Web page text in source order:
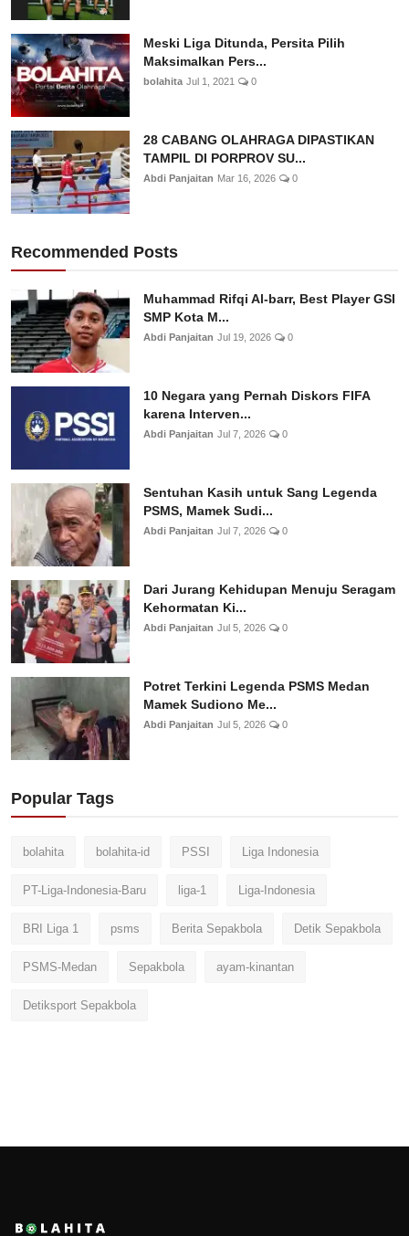
Meski Liga Ditunda, Persita Pilih
Maksimalkan Pers...
bolahita Jul 1, 2021 0
28 CABANG OLAHRAGA DIPASTIKAN
TAMPIL DI PORPROV SU...
Abdi Panjaitan Mar 16, 2026 0
Recommended Posts
Muhammad Rifqi Al-barr, Best Player GSI
SMP Kota M...
Abdi Panjaitan Jul 19, 2026 0
10 Negara yang Pernah Diskors FIFA
karena Interven...
Abdi Panjaitan Jul 7, 2026 0
Sentuhan Kasih untuk Sang Legenda
PSMS, Mamek Sudi...
Abdi Panjaitan Jul 7, 2026 0
Dari Jurang Kehidupan Menuju Seragam
Kehormatan Ki...
Abdi Panjaitan Jul 5, 2026 0
Potret Terkini Legenda PSMS Medan
Mamek Sudiono Me...
Abdi Panjaitan Jul 5, 2026 0
Popular Tags
bolahita bolahita-id PSSI Liga Indonesia
PT-Liga-Indonesia-Baru liga-1 Liga-Indonesia
BRI Liga 1 psms Berita Sepakbola Detik Sepakbola
PSMS-Medan Sepakbola ayam-kinantan
Detiksport Sepakbola